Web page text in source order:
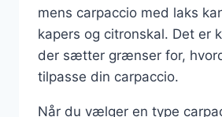
mens carpaccio med laks
kapers og citronskal. Det er
der sætter grænser for,
tilpasse din carpaccio.
Når du vælger en type